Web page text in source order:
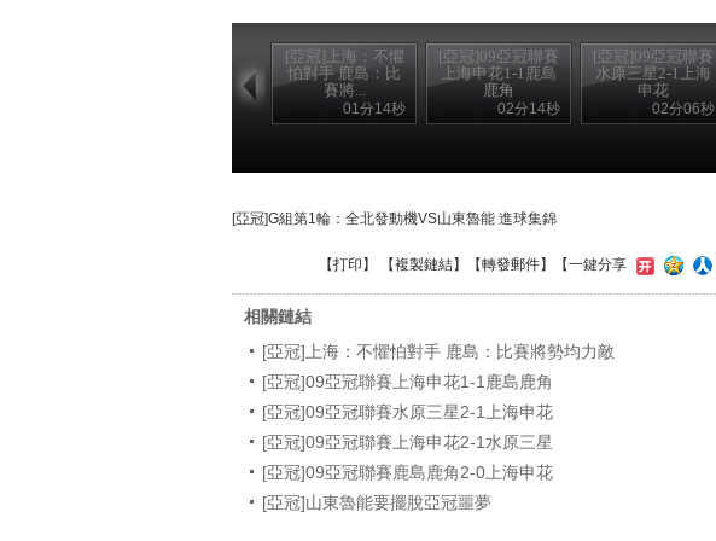
[亞冠]上海：不懼
怕對手 鹿島：比
賽將...
01分14秒
[亞冠]09亞冠聯賽
上海申花1-1鹿島
鹿角
02分14秒
[亞冠]09亞冠聯賽
水原三星2-1上海
申花
02分06秒
[亞冠]G組第1輪：全北發動機VS山東魯能 進球集錦
【打印 】 【複製鏈結】【轉發郵件】 【一鍵分享
相關鏈結
[亞冠]上海：不懼怕對手 鹿島：比賽將勢均力敵
[亞冠]09亞冠聯賽上海申花1-1鹿島鹿角
[亞冠]09亞冠聯賽水原三星2-1上海申花
[亞冠]09亞冠聯賽上海申花2-1水原三星
[亞冠]09亞冠聯賽鹿島鹿角2-0上海申花
[亞冠]山東魯能要擺脫亞冠噩夢